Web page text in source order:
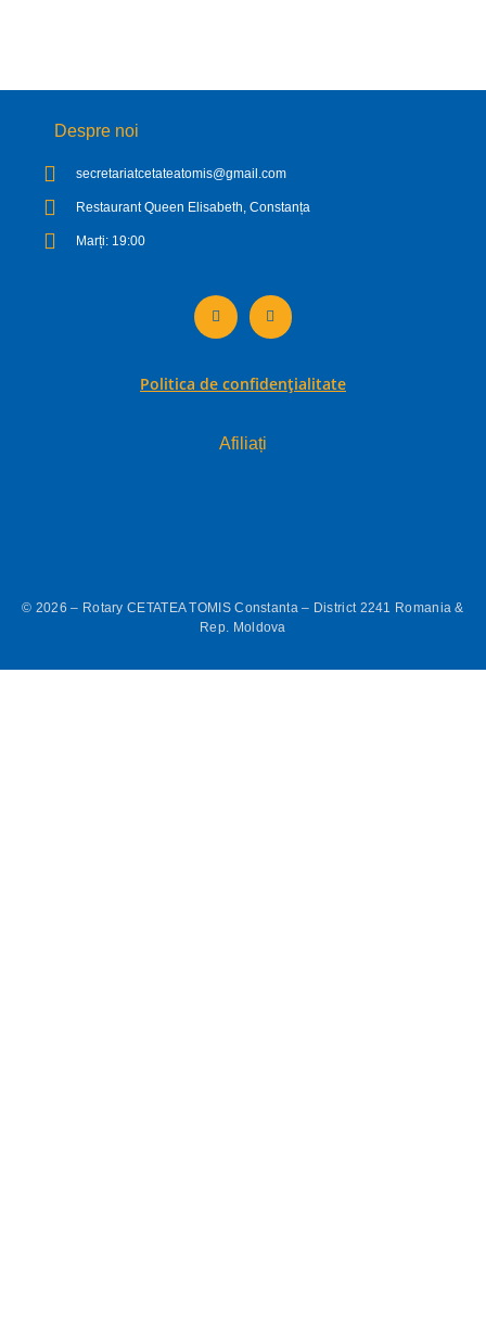
Despre noi
secretariatcetateatomis@gmail.com
Restaurant Queen Elisabeth, Constanța
Marți: 19:00
Politica de confidențialitate
Afiliați
© 2026 – Rotary CETATEA TOMIS Constanta – District 2241 Romania &
Rep. Moldova